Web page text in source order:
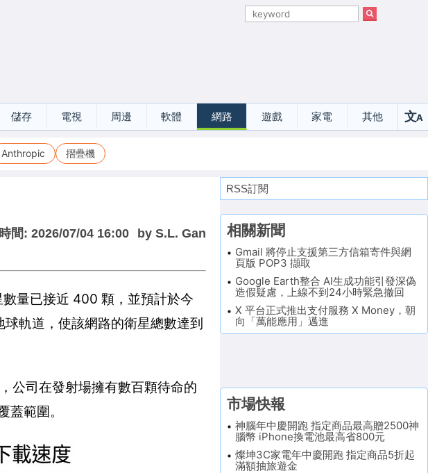
儲存 電視 周邊 軟體 網路 遊戲 家電 其他 文A
Anthropic 摺疊機
間: 2026/07/04 16:00 by S.L. Gan
量已接近 400 顆，並預計於今
軌道，使該網路的衛星總數達到
公司在發射場擁有數百顆待命的
範圍。
RSS訂閱
相關新聞
Gmail 將停止支援第三方信箱寄件與網
頁版 POP3 擷取
Google Earth整合 AI生成功能引發深偽
造假疑慮，上線不到24小時緊急撤回
X 平台正式推出支付服務 X Money，朝
向「萬能應用」邁進
市場快報
神腦年中慶開跑 指定商品最高贈2500神
腦幣 iPhone換電池最高省800元
燦坤3C家電年中慶開跑 指定商品5折起
滿額抽旅遊金